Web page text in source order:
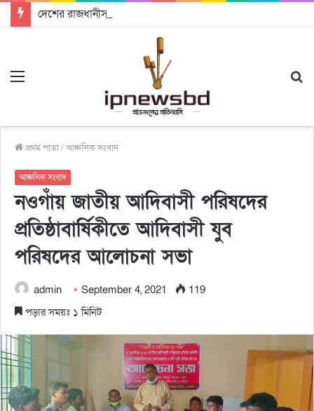
প্রথম পাতা/আঞ্চলিক সংবাদ
আঞ্চলিক সংবাদ
নওগাঁয় জাতীয় আদিবাসী পরিষদের
প্রতিষ্ঠাবার্ষিকীতে আদিবাসী যুব
পরিষদের আলোচনা সভা
admin September 4, 2021
119
পড়ার সময়ঃ ১ মিনিট